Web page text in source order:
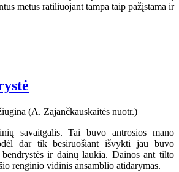
metus ratiliuojant tampa taip pažįstama ir
savaitgalis. Tai buvo antrosios mano
dar tik besiruošiant išvykti jau buvo
ir dainų laukia. Dainos ant tilto
renginio vidinis ansamblio atidarymas.